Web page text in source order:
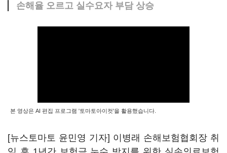
손해율 오르고 실수요자 부담 상승
본 영상은 AI 편집 프로그램 '토마토아이컷'을 활용했습니다.
[뉴스토마토 윤민영 기자] 이병래 손해보험협회장 취